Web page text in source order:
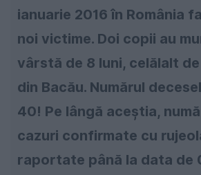
ianuarie 2016 în România
noi victime. Doi copii au
vârstă de 8 luni, celălalt de
din Bacău. Numărul
40! Pe lângă aceștia,
cazuri confirmate cu
raportate până la data de